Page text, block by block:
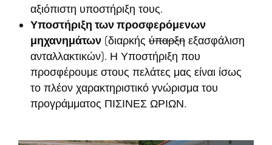
αξιόπιστη υποστήριξη τους.
Υποστήριξη των προσφερόμενων
μηχανημάτων (διαρκής ύπαρξη εξασφάλιση
ανταλλακτικών). Η Υποστήριξη που
προσφέρουμε στους πελάτες μας είναι ίσως
το πλέον χαρακτηριστικό γνώρισμα του
προγράμματος ΠΙΣΙΝΕΣ ΩΡΙΩΝ.